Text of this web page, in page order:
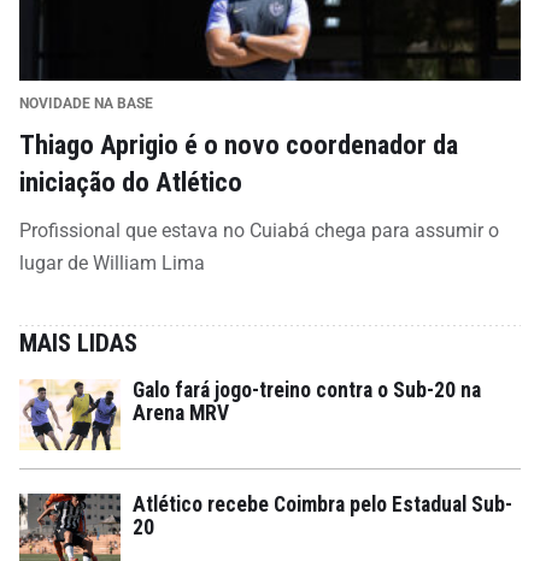
NOVIDADE NA BASE
Thiago Aprigio é o novo coordenador da
iniciação do Atlético
Profissional que estava no Cuiabá chega para assumir o
lugar de William Lima
MAIS LIDAS
Galo fará jogo-treino contra o Sub-20 na
Arena MRV
Atlético recebe Coimbra pelo Estadual Sub-
20